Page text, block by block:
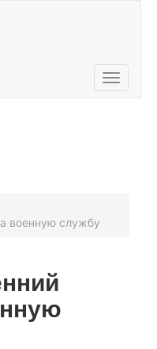
Toggle
военную службу